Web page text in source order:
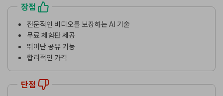
장점
전문적인 비디오를 보장하는 AI 기술
무료 체험판 제공
뛰어난 공유 기능
합리적인 가격
단점